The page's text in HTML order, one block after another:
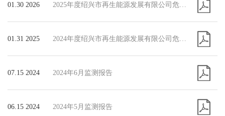
01.30 2026
01.31 2025
07.15 2024 2024年6月监测报告
06.15 2024 2024年5月监测报告